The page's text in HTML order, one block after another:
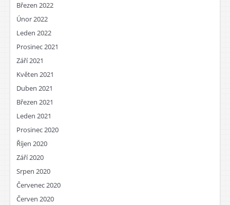
Březen 2022
Únor 2022
Leden 2022
Prosinec 2021
Září 2021
Květen 2021
Duben 2021
Březen 2021
Leden 2021
Prosinec 2020
Říjen 2020
Září 2020
Srpen 2020
Červenec 2020
Červen 2020